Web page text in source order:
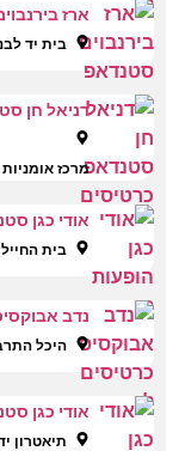
ארז
בית יד
דניאל חן
מרכז
אודי כגן
בית
נדב
היכל
אודי כגן
תיאטרון